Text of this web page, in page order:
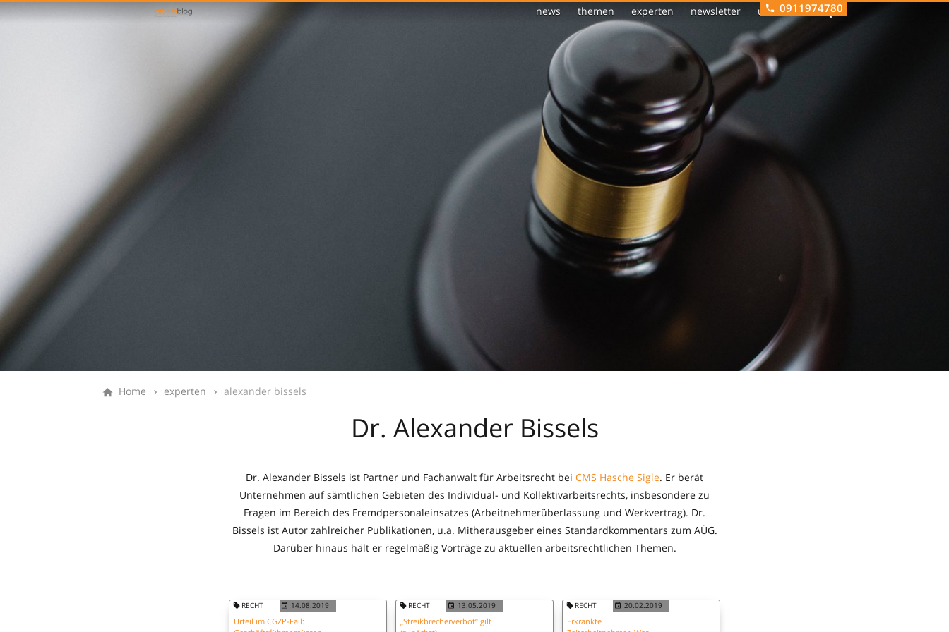
news themen experten newsletter über uns0911974780
Home experten alexander bissels
Dr. Alexander Bissels
Dr. Alexander Bissels ist Partner und Fachanwalt für Arbeitsrecht bei CMS Hasche Sigle. Er berät
Unternehmen auf sämtlichen Gebieten des Individual- und Kollektivarbeitsrechts, insbesondere zu
Fragen im Bereich des Fremdpersonaleinsatzes (Arbeitnehmerüberlassung und Werkvertrag). Dr.
Bissels ist Autor zahlreicher Publikationen, u.a. Mitherausgeber eines Standardkommentars zum AÜG.
Darüber hinaus hält er regelmäßig Vorträge zu aktuellen arbeitsrechtlichen Themen.
RECHT 14.08.2019
Urteil im CGZP-Fall:
RECHT 13.05.2019
„Streikbrecherverbot“ gilt
RECHT 20.02.2019
Erkrankte